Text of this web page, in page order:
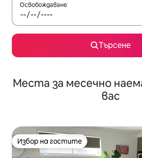
Освобождаване
Търсене
Места за месечно
вас
Избор на гостите
Избор на гостите